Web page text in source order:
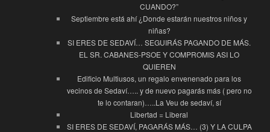
CUANDO?”
Septiembre está ahí ¿Donde estarán nuestros niños y
niñas?
SI ERES DE SEDAVÍ… SEGUIRÁS PAGANDO DE MÁS.
EL SR. CABANES-PSOE Y COMPROMIS ASI LO
QUIEREN
Edificio Multiusos, un regalo envenenado para los
vecinos de Sedaví….. y de nuevo pagarás más ( pero no
te lo contaran)…..La Veu de sedaví, sí
Libertad = Liberal
SI ERES DE SEDAVÍ, PAGARÁS MÁS… (3) Y LA CULPA